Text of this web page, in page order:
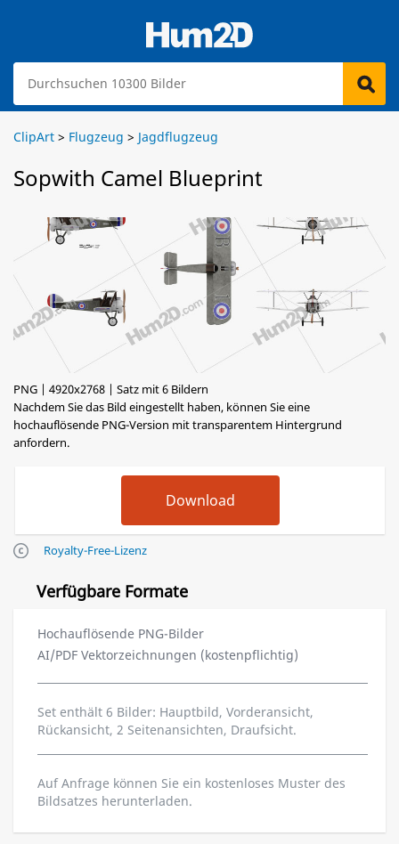
ClipArt > Flugzeug > Jagdflugzeug
Sopwith Camel Blueprint
PNG | 4920x2768 | Satz mit 6 Bildern
Nachdem Sie das Bild eingestellt haben, können Sie eine
hochauflösende PNG-Version mit transparentem Hintergrund
anfordern.
Royalty-Free-Lizenz
Verfügbare Formate
Hochauflösende PNG-Bilder
AI/PDF Vektorzeichnungen (kostenpflichtig)
Set enthält 6 Bilder: Hauptbild, Vorderansicht,
Rückansicht, 2 Seitenansichten, Draufsicht.
Auf Anfrage können Sie ein kostenloses Muster des
Bildsatzes herunterladen.